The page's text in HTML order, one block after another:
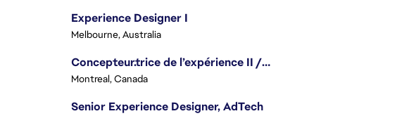
Experience Designer I
Melbourne, Australia
Concepteur.trice de l’expérience II / Experience Designer II
Montreal, Canada
Senior Experience Designer, AdTech